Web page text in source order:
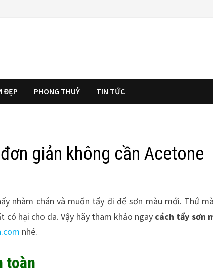
ĐẸP PHONG THUỶ TIN TỨC
giản không cần Acetone
nhàm chán và muốn tẩy đi để sơn màu mới. Thứ
hại cho da. Vậy hãy tham khảo ngay cách tẩy sơn
nhé.
toàn